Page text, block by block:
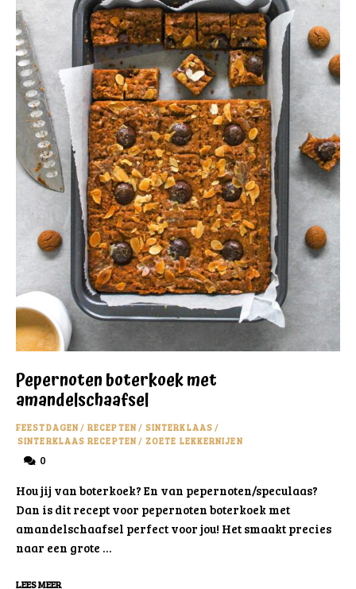
Pepernoten boterkoek met
amandelschaafsel
FEESTDAGEN/ RECEPTEN/ SINTERKLAAS /
SINTERKLAAS RECEPTEN/ ZOETE LEKKERNIJEN
0
Hou jij van boterkoek? En van pepernoten/speculaas?
Dan is dit recept voor pepernoten boterkoek met
amandelschaafsel perfect voor jou! Het smaakt precies
naar een grote …
LEES MEER